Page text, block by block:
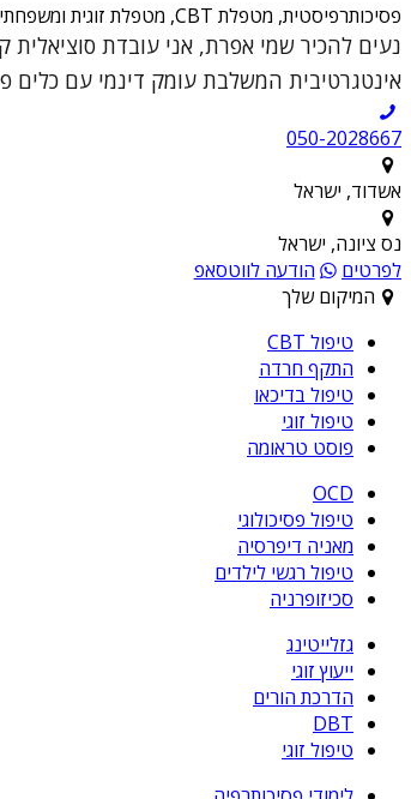
פסיכותרפיסטית, מטפלת CBT, מטפלת זוגית ומשפחתית
אינטגרטיבית המשלבת עומק דינמי עם כלים
050-2028667
אשדוד, ישראל
נס ציונה, ישראל
לפרטים
הודעה לווטסאפ
המיקום שלך
טיפול CBT
התקף חרדה
טיפול בדיכאו
טיפול זוגי
פוסט טראומה
OCD
טיפול פסיכולוגי
מאניה דיפרסיה
טיפול רגשי לילדים
סכיזופרניה
גזלייטינג
ייעוץ זוגי
הדרכת הורים
DBT
טיפול זוגי